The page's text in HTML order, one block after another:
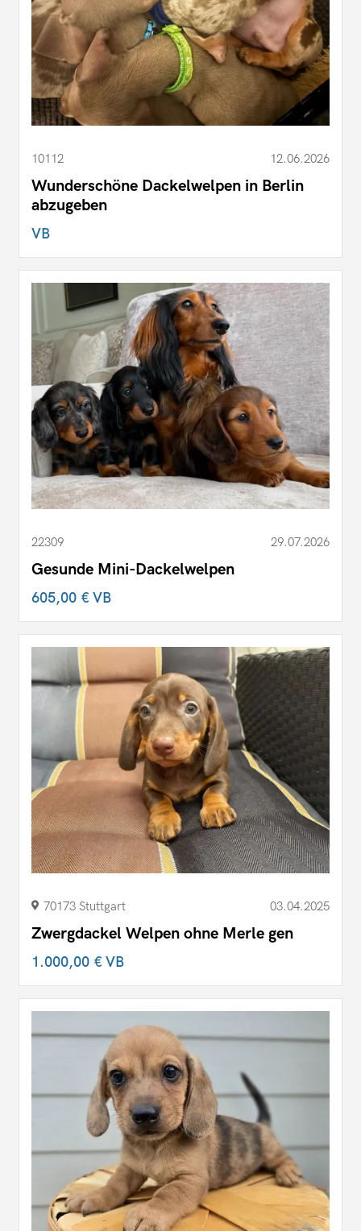
10112 12.06.2026
Wunderschöne Dackelwelpen in Berlin
abzugeben
VB
22309 29.07.2026
Gesunde Mini-Dackelwelpen
605,00 €VB
70173 Stuttgart 03.04.2025
Zwergdackel Welpen ohne Merle gen
1.000,00 €VB